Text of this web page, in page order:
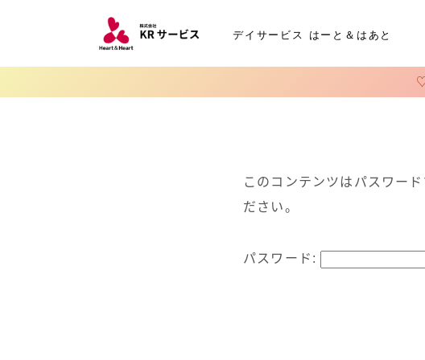
デイサービス はーと＆はあと
このコンテンツはパスワー
ださい。
パスワード: